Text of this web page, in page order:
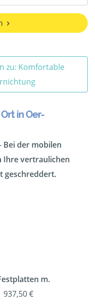
zu: Komfortable
in Oer-
Bei der mobilen
Ihre vertraulichen
geschreddert.
m.
937,50 €